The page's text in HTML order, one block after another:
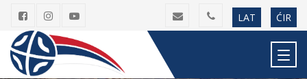
LAT ĆIR